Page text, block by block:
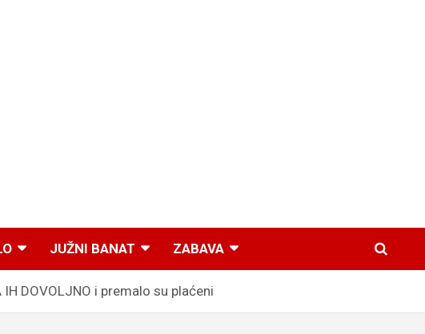
JUŽNI BANAT ZABAVA
DOVOLJNO i premalo su plaćeni